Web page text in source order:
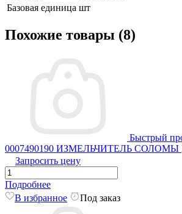
Базовая единица шт
Похожие товары (8)
Быстрый
0007490190 ИЗМЕЛЬЧИТЕЛЬ СОЛОМЫ
Запросить цену
Подробнее
В избранное
Под заказ